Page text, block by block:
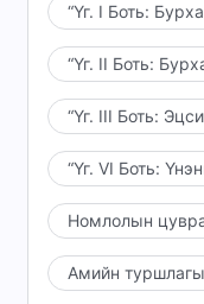
“Үг. I Боть:
“Үг. II Боть:
“Үг. III Боть:
“Үг. VI Боть:
Номлолын
Амийн